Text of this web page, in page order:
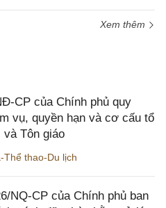
Xem thêm
CP của Chính phủ quy
vụ, quyền hạn và cơ cấu tổ
Tôn giáo
Thể thao-Du lịch
NQ-CP của Chính phủ ban